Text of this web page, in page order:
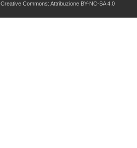
Creative Commons: Attribuzione BY-NC-SA 4.0